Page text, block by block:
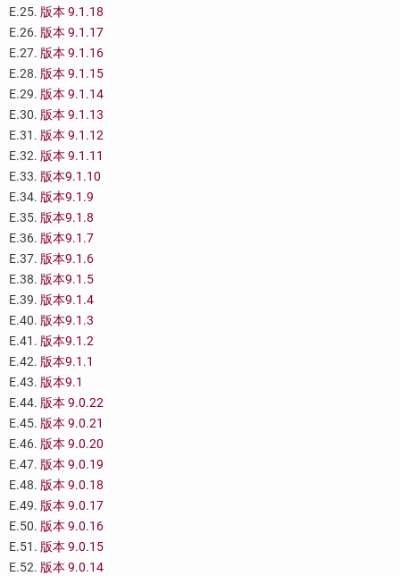
E.25. 版本 9.1.18
E.26. 版本 9.1.17
E.27. 版本 9.1.16
E.28. 版本 9.1.15
E.29. 版本 9.1.14
E.30. 版本 9.1.13
E.31. 版本 9.1.12
E.32. 版本 9.1.11
E.33. 版本9.1.10
E.34. 版本9.1.9
E.35. 版本9.1.8
E.36. 版本9.1.7
E.37. 版本9.1.6
E.38. 版本9.1.5
E.39. 版本9.1.4
E.40. 版本9.1.3
E.41. 版本9.1.2
E.42. 版本9.1.1
E.43. 版本9.1
E.44. 版本 9.0.22
E.45. 版本 9.0.21
E.46. 版本 9.0.20
E.47. 版本 9.0.19
E.48. 版本 9.0.18
E.49. 版本 9.0.17
E.50. 版本 9.0.16
E.51. 版本 9.0.15
E.52. 版本 9.0.14